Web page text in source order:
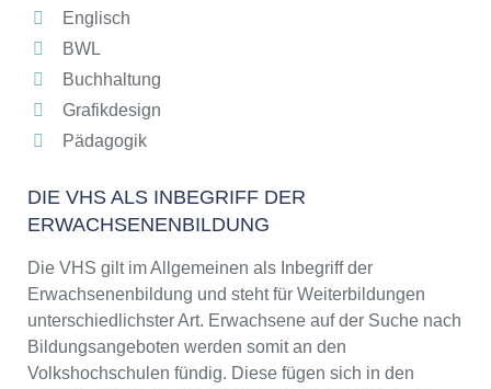
Englisch
BWL
Buchhaltung
Grafikdesign
Pädagogik
DIE VHS ALS INBEGRIFF DER
ERWACHSENENBILDUNG
Die VHS gilt im Allgemeinen als Inbegriff der
Erwachsenenbildung und steht für Weiterbildungen
unterschiedlichster Art. Erwachsene auf der Suche nach
Bildungsangeboten werden somit an den
Volkshochschulen fündig. Diese fügen sich in den